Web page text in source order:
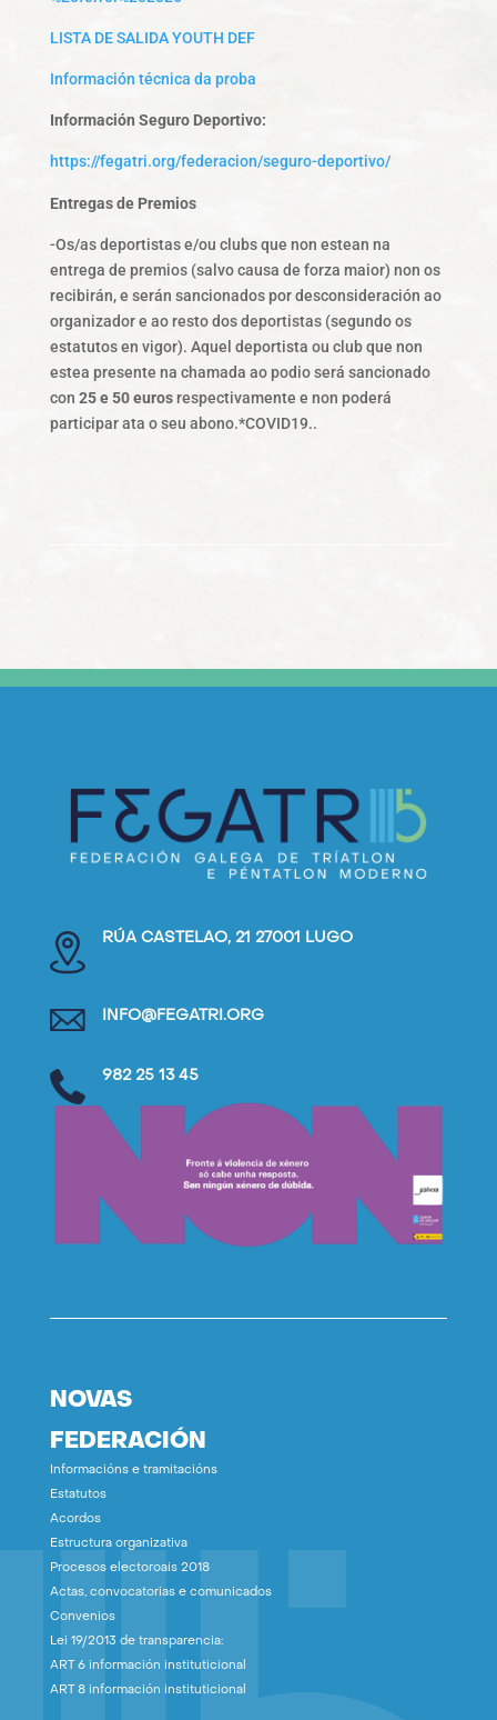
LISTA DE SALIDA YOUTH DEF
Información técnica da proba
Información Seguro Deportivo:
https://fegatri.org/federacion/seguro-deportivo/
Entregas de Premios
-Os/as deportistas e/ou clubs que non estean na
entrega de premios (salvo causa de forza maior) non os
recibirán, e serán sancionados por desconsideración ao
organizador e ao resto dos deportistas (segundo os
estatutos en vigor). Aquel deportista ou club que non
estea presente na chamada ao podio será sancionado
con 25 e 50 eurosrespectivamente e non poderá
participar ata o seu abono.*COVID19..
RÚA CASTELAO, 21 27001 LUGO
INFO@FEGATRI.ORG
982 25 13 45
NOVAS
FEDERACIÓN
Informacións e tramitacións
Estatutos
Acordos
Estructura organizativa
Procesos electoroais 2018
Actas, convocatorias e comunicados
Convenios
Lei 19/2013 de transparencia:
ART 6 información instituticional
ART 8 información instituticional